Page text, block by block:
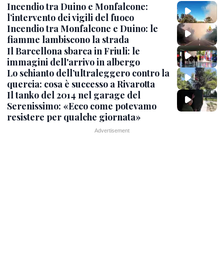
Incendio tra Duino e Monfalcone:
l’intervento dei vigili del fuoco
Incendio tra Monfalcone e Duino: le
fiamme lambiscono la strada
Il Barcellona sbarca in Friuli: le
immagini dell'arrivo in albergo
Lo schianto dell’ultraleggero contro la
quercia: cosa è successo a Rivarotta
Il tanko del 2014 nel garage del
Serenissimo: «Ecco come potevamo
resistere per qualche giornata»